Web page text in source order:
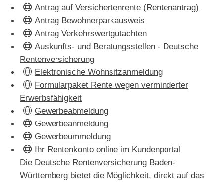
Antrag auf Versichertenrente (Rentenantrag)
Antrag Bewohnerparkausweis
Antrag Verkehrswertgutachten
Auskunfts- und Beratungsstellen - Deutsche
Rentenversicherung
Elektronische Wohnsitzanmeldung
Formularpaket Rente wegen verminderter
Erwerbsfähigkeit
Gewerbeabmeldung
Gewerbeanmeldung
Gewerbeummeldung
Ihr Rentenkonto online im Kundenportal
Die Deutsche Rentenversicherung Baden-
Württemberg bietet die Möglichkeit, direkt auf das